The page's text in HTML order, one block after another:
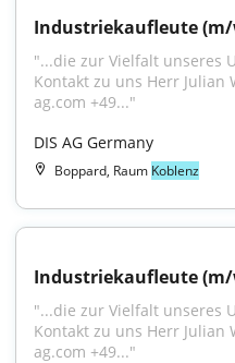
Industriekaufleute
"...die zur Vielfalt unseres
Kontakt zu uns Herr Julian
ag.com +49..."
DIS AG Germany
Boppard, Raum Koblenz
Industriekaufleute
"...die zur Vielfalt unseres
Kontakt zu uns Herr Julian
ag.com +49..."